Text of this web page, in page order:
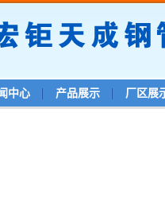
中心 产品展示 厂区展